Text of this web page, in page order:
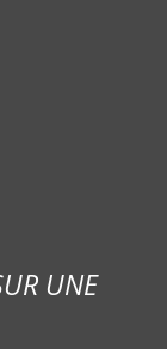
UNE